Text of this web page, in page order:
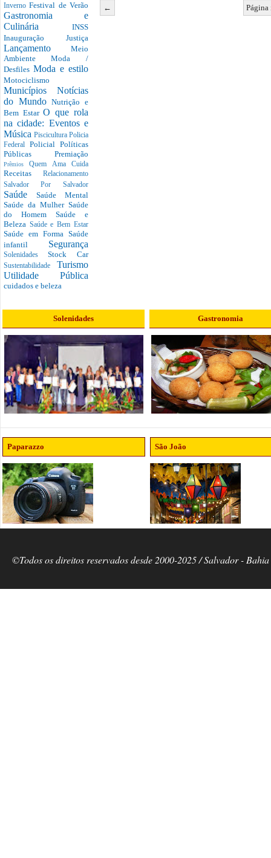
InvernoFestival de Verão
Gastronomia e
Culinária INSS
Inauguração Justiça
Lançamento Meio
AmbienteModa /
Desfiles Moda e estilo
Motociclismo
Municípios Notícias
do MundoNutrição e
Bem EstarO que rola
na cidade: Eventos e
Música Piscicultura Policia
Federal Policial Políticas
Públicas Premiação
PrêmiosQuem Ama Cuida
Receitas Relacionamento
Salvador Por Salvador
Saúde Saúde Mental
Saúde da Mulher Saúde
do Homem Saúde e
Beleza Saúde e Bem Estar
Saúde em Forma Saúde
infantil Segurança
SolenidadesStock Car
Sustentabilidade Turismo
Utilidade Pública
cuidados e beleza
←
Solenidades Gastronomia
Paparazzo São João
©Todos os direitos reservados desde 2000-2025 / Salvador -